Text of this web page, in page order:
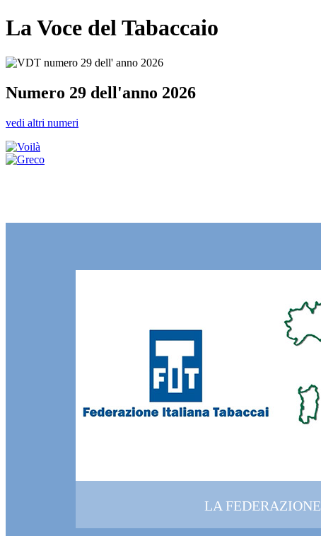
La Voce del Tabaccaio
Numero 29 dell'anno 2026
vedi altri numeri
LA FEDERAZIONE